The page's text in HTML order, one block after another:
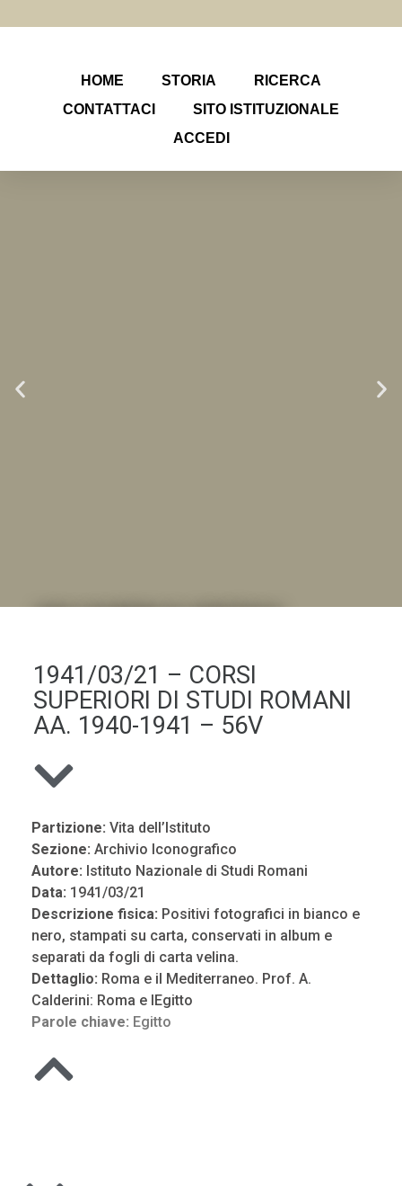
HOME STORIA
RICERCA
CONTATTACI
SITO ISTITUZIONALE
ACCEDI
.LA "VITA DELL'ISTITUTO" ATTRAVERSO LE IMMAGINI
1941/03/21 – CORSI
SUPERIORI DI STUDI ROMANI
AA. 1940-1941 – 56V
Partizione: Vita dell’Istituto
Sezione: Archivio Iconografico
Autore: Istituto Nazionale di Studi Romani
Data: 1941/03/21
Descrizione fisica: Positivi fotografici in bianco e
nero, stampati su carta, conservati in album e
separati da fogli di carta velina.
Dettaglio: Roma e il Mediterraneo. Prof. A.
Calderini: Roma e lEgitto
Parole chiave: Egitto